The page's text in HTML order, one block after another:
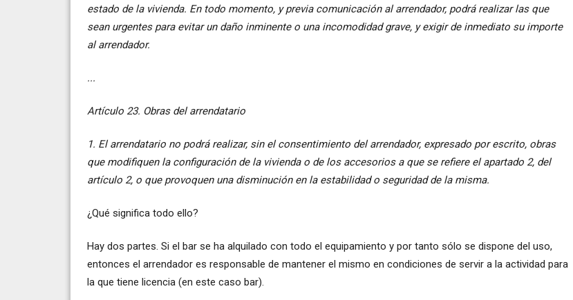
estado de la vivienda. En todo momento, y previa comunicación al arrendador, podrá realizar las que
sean urgentes para evitar un daño inminente o una incomodidad grave, y exigir de inmediato su importe
al arrendador.
...
Artículo 23. Obras del arrendatario
1. El arrendatario no podrá realizar, sin el consentimiento del arrendador, expresado por escrito, obras
que modifiquen la configuración de la vivienda o de los accesorios a que se refiere el apartado 2, del
artículo 2, o que provoquen una disminución en la estabilidad o seguridad de la misma.
¿Qué significa todo ello?
Hay dos partes. Si el bar se ha alquilado con todo el equipamiento y por tanto sólo se dispone del uso,
entonces el arrendador es responsable de mantener el mismo en condiciones de servir a la actividad para
la que tiene licencia (en este caso bar).